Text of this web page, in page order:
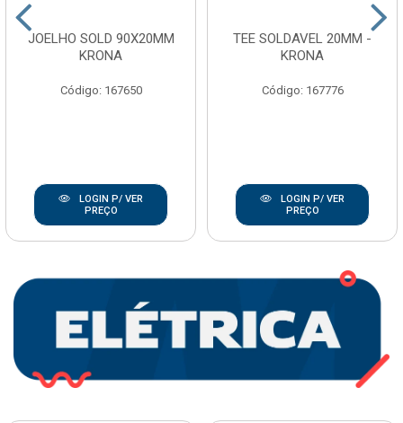
JOELHO SOLD 90X20MM
KRONA
Código: 167650
LOGIN P/ VER
PREÇO
TEE SOLDAVEL 20MM -
KRONA
Código: 167776
LOGIN P/ VER
PREÇO